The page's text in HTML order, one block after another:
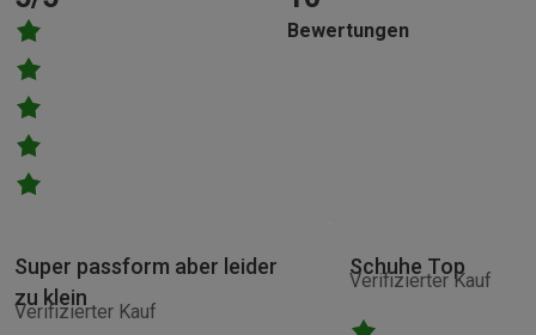
Bewertungen
Verifizierter Kauf
Super passform aber leider
zu klein
Verifizierter Kauf
Schuhe Top